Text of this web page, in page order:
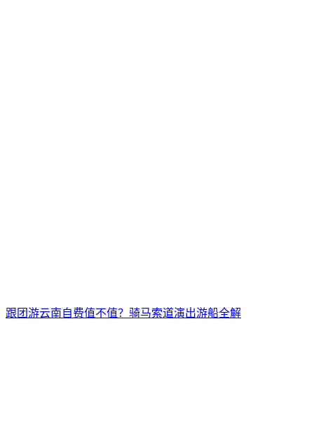
跟团游云南自费值不值？骑马索道演出游船全解